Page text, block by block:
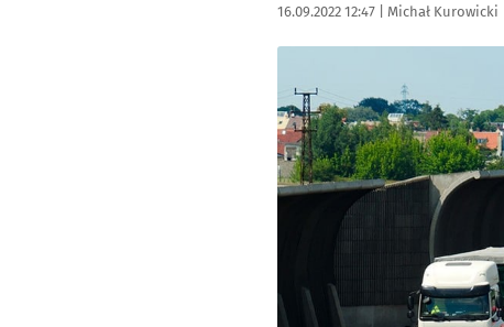
Data publikacji:
16.09.2022 12:47 | Autor:
Michał Kurowicki